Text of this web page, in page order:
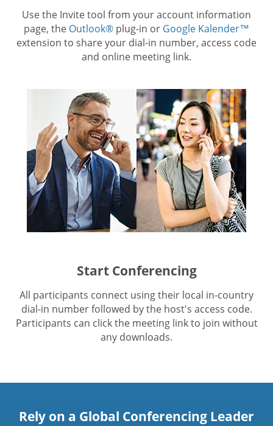
Use the Invite tool from your account information
page, the Outlook® plug-in or Google Kalender™
extension to share your dial-in number, access code
and online meeting link.
Start Conferencing
All participants connect using their local in-country
dial-in number followed by the host's access code.
Participants can click the meeting link to join without
any downloads.
Rely on a Global Conferencing Leader